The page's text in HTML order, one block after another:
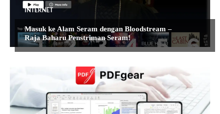
INTERNET
Masuk ke Alam Seram dengan Bloodstream –
Raja Baharu Penstriman Seram!